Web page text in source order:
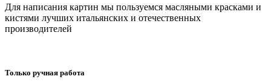
Для написания картин мы пользуемся масляными красками и
кистями лучших итальянских и отечественных
производителей
Только ручная работа